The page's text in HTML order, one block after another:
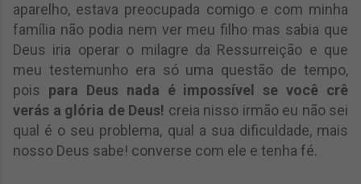
aparelho, estava preocupada comigo e com minha
família não podia nem ver meu filho mas sabia que
Deus iria operar o milagre da Ressurreição e que
meu testemunho era só uma questão de tempo,
pois para Deus nada é impossível se você crê
verás a glória de Deus! creia nisso irmão eu não sei
qual é o seu problema, qual a sua dificuldade, mais
nosso Deus sabe! converse com ele e tenha fé.